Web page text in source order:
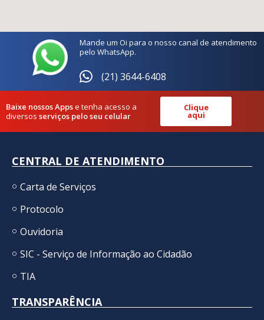
Mande um Oi para o nosso canal de atendimento
pelo WhatsApp.
(21) 3644-6408
Baixe nossos Appse tenha acesso a
diversos serviços pelo seu celular
Clique
aqui
CENTRAL DE ATENDIMENTO
Carta de Serviços
Protocolo
Ouvidoria
SIC - Serviço de Informação ao Cidadão
TIA
TRANSPARÊNCIA